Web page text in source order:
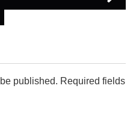
published. Required fields